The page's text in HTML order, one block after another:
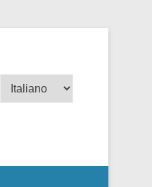
Scegli
una